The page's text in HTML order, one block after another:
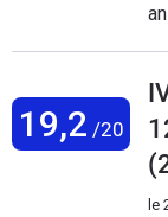
19,2 /20
le